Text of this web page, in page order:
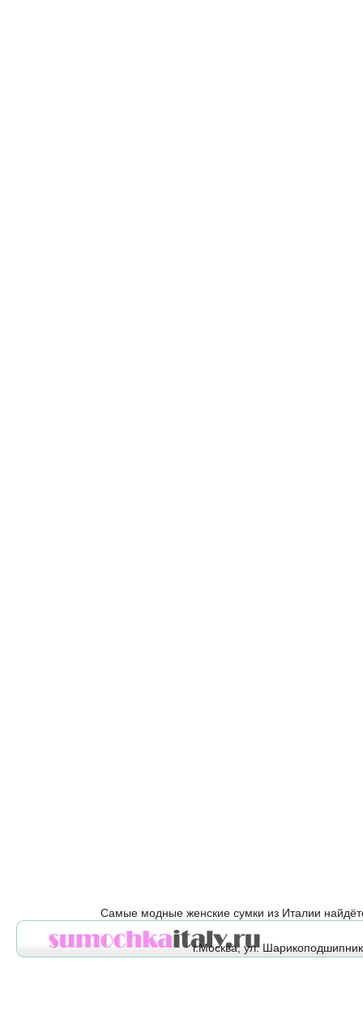
Самые модные женские сумки из Италии
г.Москва, ул.